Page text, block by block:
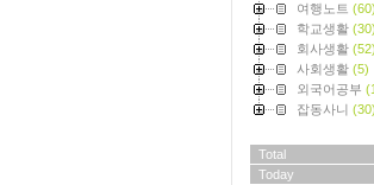
여행노트 (60)
학교생활 (30)
회사생활 (52)
사회생활 (5)
외국어공부
잡동사니 (30)
Total
Today